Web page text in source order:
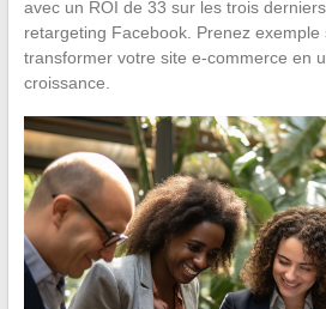
avec un ROI de 33 sur les trois
retargeting Facebook. Prenez
transformer votre site e-commerce en
croissance.